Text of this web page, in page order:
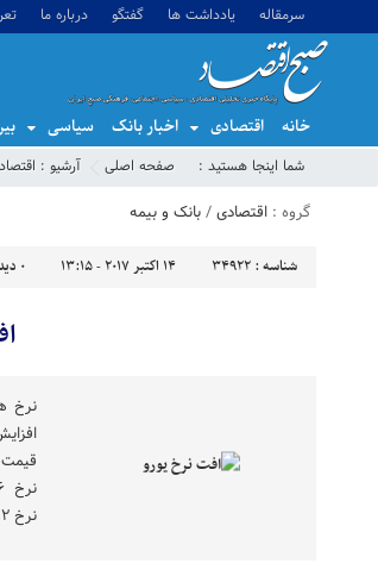
سرمقاله یادداشت ها گفتگو درباره ما
خانه اقتصادی اخبار بانک سیاسی
شما اینجا هستید : صفحه اصلی آرشیو :
گروه : اقتصادی/بانک و بیمه
شناسه : 34922 14 اکتبر 2017 - 13:15 0
نرخ ۱۲ واحد پولی دیگر مانند یورو کاهش یافت؛ […]